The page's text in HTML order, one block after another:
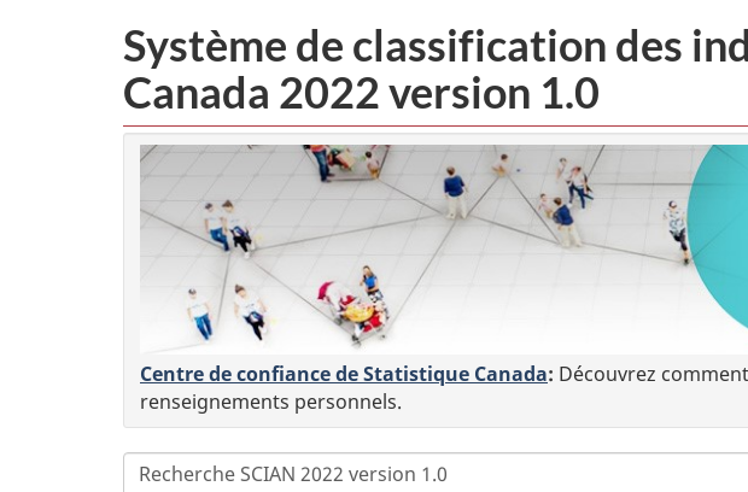
Système de classification des
Canada 2022 version 1.0
Centre de confiance de Statistique Canada: Découvrez
renseignements personnels.